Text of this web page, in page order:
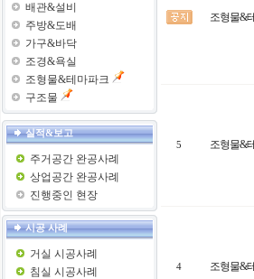
배관&설비
주방&도배
가구&바닥
조경&욕실
조형물&테마파크
구조물
실적&보고
주거공간 완공사례
상업공간 완공사례
진행중인 현장
시공 사례
거실 시공사례
침실 시공사례
조형물&
5 조형물&
4 조형물&